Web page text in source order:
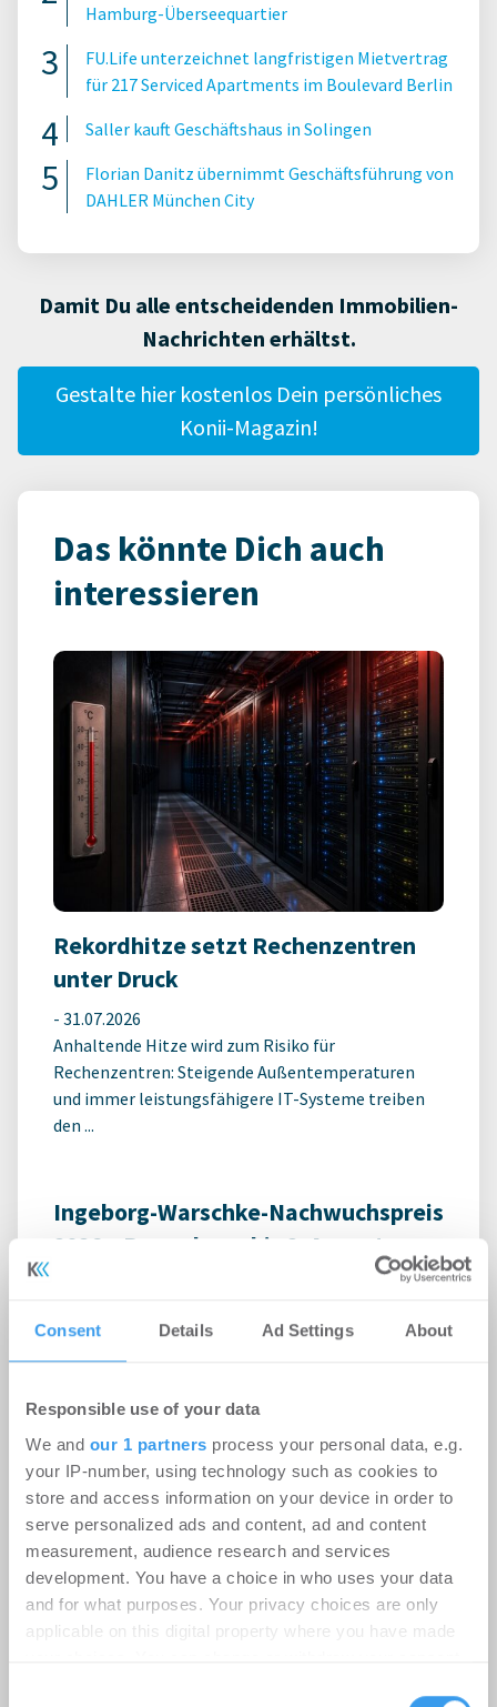
Consent Details Ad Settings About
Responsible use of your data
We and our 1 partners process your personal data, e.g.
your IP-number, using technology such as cookies to
store and access information on your device in order to
serve personalized ads and content, ad and content
measurement, audience research and services
development. You have a choice in who uses your data
and for what purposes. Your privacy choices are only
applicable on this digital property where you have made
Hamburg-Überseequartier
FU.Life unterzeichnet langfristigen Mietvertrag
für 217 Serviced Apartments im Boulevard Berlin
Saller kauft Geschäftshaus in Solingen
Florian Danitz übernimmt Geschäftsführung von
DAHLER München City
Damit Du alle entscheidenden Immobilien-
Nachrichten erhältst.
Gestalte hier kostenlos Dein persönliches
Konii-Magazin!
Das könnte Dich auch
interessieren
Rekordhitze setzt Rechenzentren
unter Druck
- 31.07.2026
Anhaltende Hitze wird zum Risiko für
Rechenzentren: Steigende Außentemperaturen
und immer leistungsfähigere IT-Systeme treiben
den ...
Ingeborg-Warschke-Nachwuchspreis
2026 – Bewerbung bis 2. August
möglich – Bundesbauministerin
Schirmherrin
Login für den ganzen Artikel Wenn noch nicht
registriert, erstellen Sie sich jetzt Ihren
kostenlosen Account, um auf die neusten ...